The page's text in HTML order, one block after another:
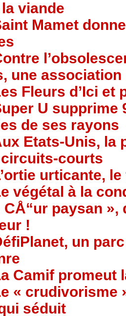
viande
Mamet
une
Fleurs d’Ici et
U supprime
de ses rayons
Etats-Unis, la
courts
urticante,
végétal à la
CÅ“ur paysan
!
un
Camif promeut
« crudivorisme
séduit